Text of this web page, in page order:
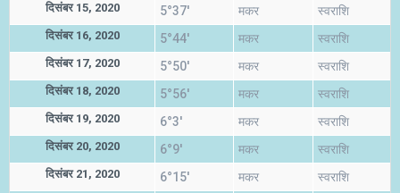
दिसंबर 15, 2020 5°37' मकर स्वराशि
दिसंबर 16, 2020 5°44' मकर स्वराशि
दिसंबर 17, 2020 5°50' मकर स्वराशि
दिसंबर 18, 2020 5°56' मकर स्वराशि
दिसंबर 19, 2020 6°3' मकर स्वराशि
दिसंबर 20, 2020 6°9' मकर स्वराशि
दिसंबर 21, 2020 6°15' मकर स्वराशि